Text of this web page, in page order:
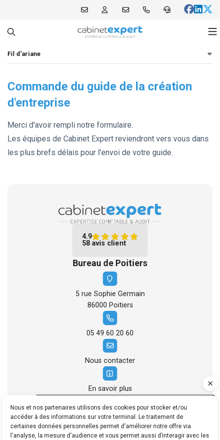
Être rappelé
Notre cabinet
Qui sommes-nous ?
Nos bureaux
Notre équipe
Nos partenaires
Nos expertises
Comptabilité et Fiscalité
Audit et commissariat aux comptes
Juridique d’entreprise
Nos offres
Focus Patrimoine
Création d’entreprise
Notre blog
M'informer sur mon secteur
French Business News
Guide du chef d'entreprise
Guide de la gestion de patrimoine
Guide pratique de la Facturation Électronique
Simulateurs
Fil d'ariane
Commande du guide de la création
d'entreprise
Merci d'avoir rempli notre formulaire.
Les équipes de Cabinet Expert reviendront vers vous dans
les plus brefs délais pour l'envoi de votre guide.
4.9
58 avis client
Bureau de Poitiers
5 rue Sophie Germain
86000 Poitiers
05 49 60 20 60
Nous contacter
En savoir plus
© 2022 - 2026 Site réalisé par Les Echos Publishing
Administration
Site de démonstration
Nous et nos partenaires utilisons des cookies pour stocker et/ou
accéder à des informations sur votre terminal. Le traitement de
certaines données personnelles permet d'améliorer notre offre via
l'analyse, la mesure d'audience et vous permet aussi d’interagir avec les